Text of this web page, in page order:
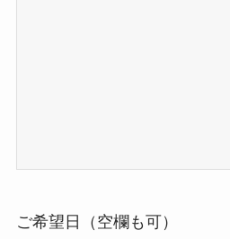
ご希望日（空欄も可）